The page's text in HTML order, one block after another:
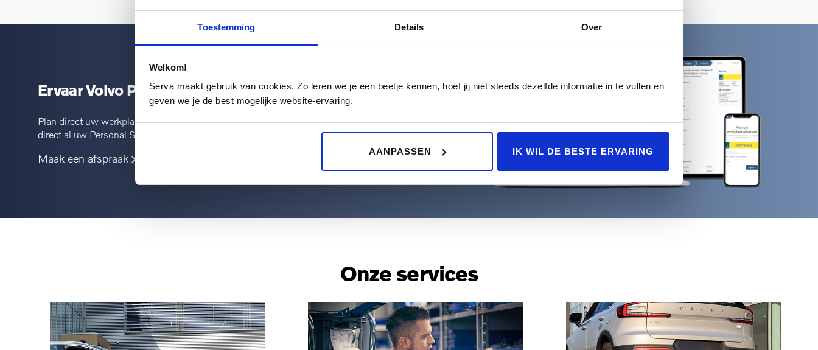
Toestemming Details Over
Welkom!
Serva maakt gebruik van cookies. Zo leren we je een beetje kennen, hoef jij niet steeds dezelfde informatie in te vullen en
geven we je de best mogelijke website-ervaring.
AANPASSEN IK WIL DE BESTE ERVARING
Ervaar Volvo Personal Service zelf
Plan direct uw werkplaatsafspraak, waar en wanneer u het beste uitkomst. Eventueel selecteert u
direct al uw Personal Service Technician en extra services zoals vervangend vervoer.
Maak een afspraak
Onze services